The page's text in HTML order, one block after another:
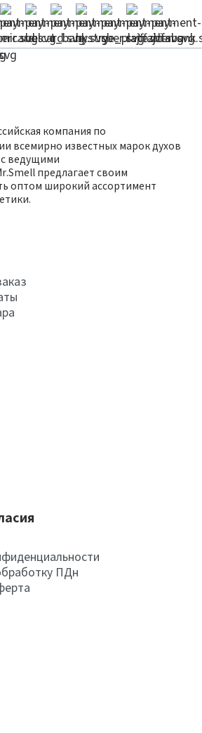
компания по
всемирно известных марок духов
ведущими
предлагает своим
оптом широкий ассортимент
ПДн